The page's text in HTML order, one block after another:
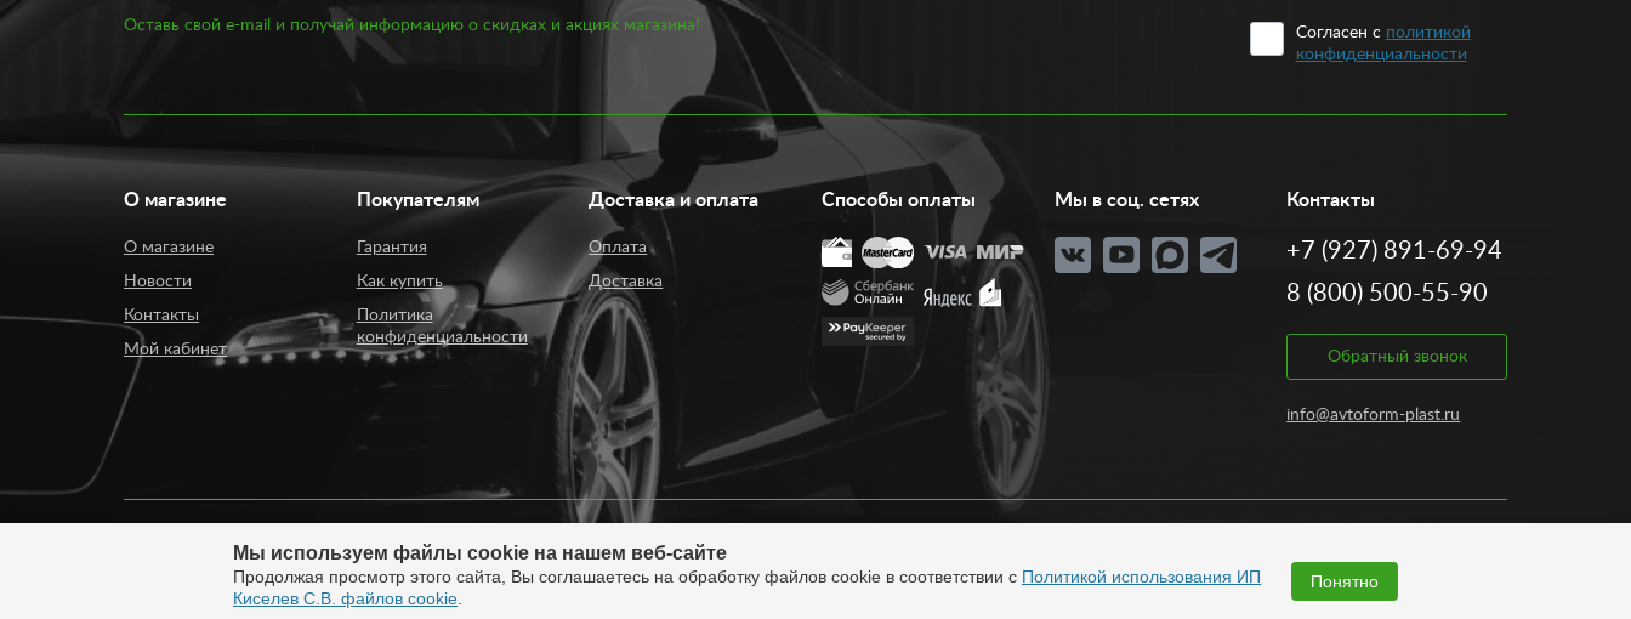
В нашем ассортименте предложен большой выбор чехлов на сиденья автомобилей. В нашем каталоге вы найдете как универсальные, так и подходящие под конкретные
авто чехлы. Что касается материала, то мы отдаем предпочтение велюру и полиэстеру. Все изделия при этом отличаются высокой прочностью и износостойкостью. Купить
авточехлы вы можете у нас по доступной цене. Стоимость варьируется от 1900 рублей. Если вы сомневаетесь в выборе, наши консультанты помогут вам подобрать
Оставь свой e-mail и получай информацию о скидках и акциях магазина! Согласен с политикой
конфиденциальности
О магазине
О магазине
Новости
Контакты
Мой кабинет
Покупателям
Гарантия
Как купить
Политика
конфиденциальности
Доставка и оплата
Оплата
Доставка
Способы оплаты Мы в соц. сетях Контакты
+7 (927) 891-69-94
8 (800) 500-55-90
Обратный звонок
info@avtoform-plast.ru
© 2008 - 2026. ИП Киселев Сергей Вячеславович. Интернет-магазин тюнинга.
Разработка:
Мы используем файлы cookie на нашем веб-сайте
Продолжая просмотр этого сайта, Вы соглашаетесь на обработку файлов cookie в соответствии с Политикой использования ИП
Киселев С.В. файлов cookie
Понятно